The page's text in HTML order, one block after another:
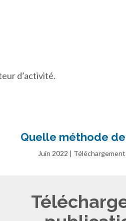
d’activité.
Quelle méthode
Juin 2022 |